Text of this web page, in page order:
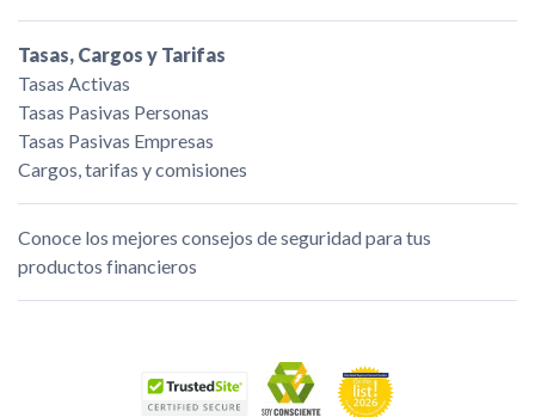
Tasas, Cargos y Tarifas
Tasas Activas
Tasas Pasivas Personas
Tasas Pasivas Empresas
Cargos, tarifas y comisiones
Conoce los mejores consejos de seguridad para tus
productos financieros